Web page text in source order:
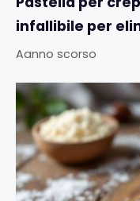
infallibile per
Aanno scorso